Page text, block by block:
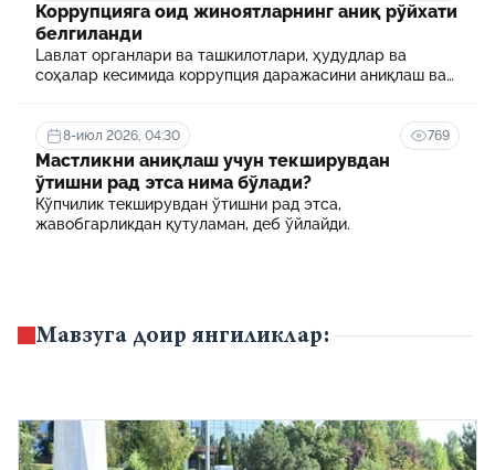
Коррупцияга оид жиноятларнинг аниқ рўйхати
белгиланди
Lавлат органлари ва ташкилотлари, ҳудудлар ва
соҳалар кесимида коррупция даражасини аниқлаш ва
8-июл 2026, 04:30 769
Мастликни аниқлаш учун текширувдан
ўтишни рад этса нима бўлади?
Кўпчилик текширувдан ўтишни рад этса,
жавобгарликдан қутуламан, деб ўйлайди.
Мавзуга доир янгиликлар: